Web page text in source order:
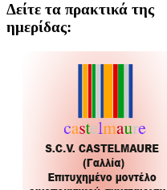
Δείτε τα πρακτικά της
ημερίδας: